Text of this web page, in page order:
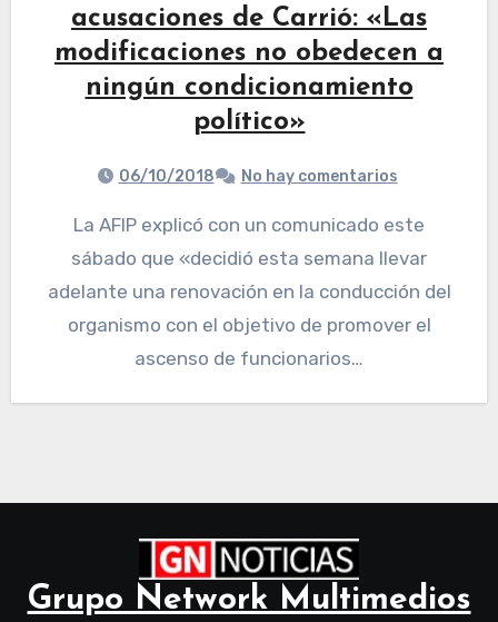
acusaciones de Carrió: «Las
modificaciones no obedecen a
ningún condicionamiento
político»
06/10/2018 No hay comentarios
La AFIP explicó con un comunicado este
sábado que «decidió esta semana llevar
adelante una renovación en la conducción del
organismo con el objetivo de promover el
ascenso de funcionarios…
Grupo Network Multimedios